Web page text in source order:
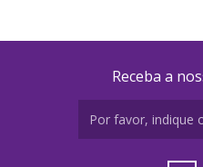
Receba a